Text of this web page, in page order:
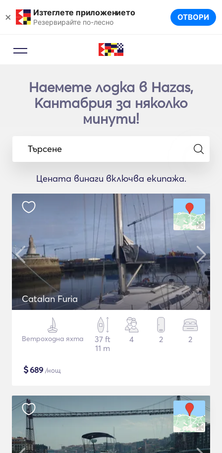
× Изтеглете приложението
Резервирайте по-лесно ОТВОРИ
Наемете лодка в Hazas,
Кантабрия за няколко
минути!
Търсене
Цената винаги включва екипажа.
Catalan Furia
Ветроходна яхта
37 ft
11 m
4 2 2
$689 /нощ